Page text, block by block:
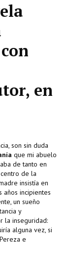
en
son sin duda
que mi abuelo
de tanto en
de la
insistía en
años incipientes
un sueño
y
la inseguridad:
alguna vez, si
e